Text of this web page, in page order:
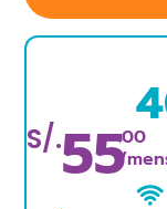
S/.55.00
/